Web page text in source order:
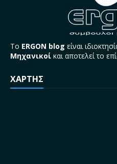
Το ERGON blog είναι
Μηχανικοί και αποτελεί το
ΧΑΡΤΗΣ